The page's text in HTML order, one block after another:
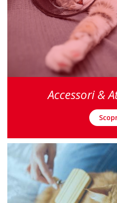
Accessori &